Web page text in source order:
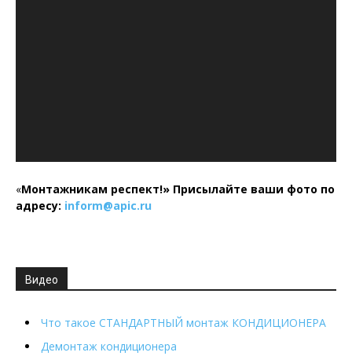
«Монтажникам респект!» Присылайте ваши фото по
адресу: inform@apic.ru
Видео
Что такое СТАНДАРТНЫЙ монтаж КОНДИЦИОНЕРА
Демонтаж кондиционера